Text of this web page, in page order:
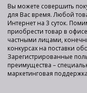
Вы можете совершить
для Вас время. Любой
Интернет на 3 суток.
приобрести товар в
частными лицами,
конкурсах на поставки
Зарегистрированные
преимущества –
маркетинговая